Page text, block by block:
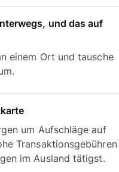
und das auf
einem Ort und tausche
um Aufschläge auf
Transaktionsgebühren
im Ausland tätigst.